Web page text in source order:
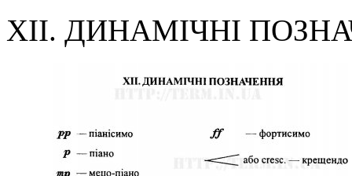
XII. ДИНАМІЧНІ